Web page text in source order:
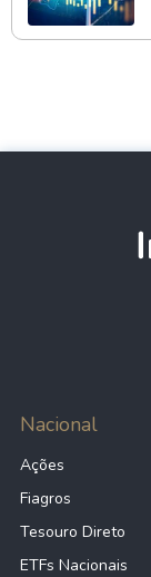
Nacional
Ações
Fiagros
Tesouro Direto
ETFs Nacionais